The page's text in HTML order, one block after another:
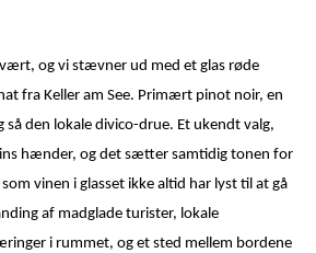
og vi stævner ud med et glas røde
fra Keller am See. Primært pinot noir, en
så den lokale divico-drue. Et ukendt valg,
hænder, og det sætter samtidig tonen for
vinen i glasset ikke altid har lyst til at gå
af madglade turister, lokale
i rummet, og et sted mellem bordene